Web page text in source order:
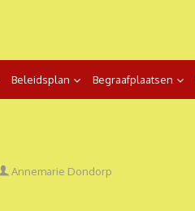
Beleidsplan Begraafplaatsen
Auteur
Annemarie Dondorp